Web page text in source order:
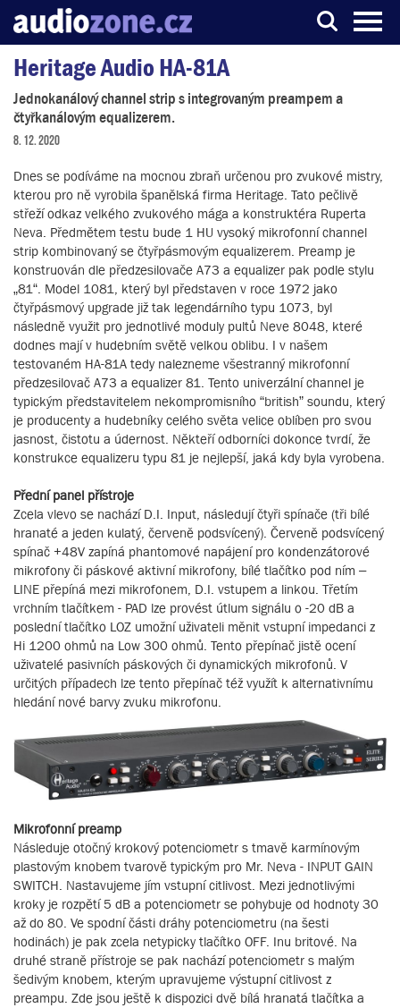
Server o digitálním zpracování zvuku
Heritage Audio HA-81A
Jednokanálový channel strip s integrovaným preampem a
čtyřkanálovým equalizerem.
8. 12. 2020
Dnes se podíváme na mocnou zbraň určenou pro zvukové mistry,
kterou pro ně vyrobila španělská firma Heritage. Tato pečlivě
střeží odkaz velkého zvukového mága a konstruktéra Ruperta
Neva. Předmětem testu bude 1 HU vysoký mikrofonní channel
strip kombinovaný se čtyřpásmovým equalizerem. Preamp je
konstruován dle předzesilovače A73 a equalizer pak podle stylu
„81“. Model 1081, který byl představen v roce 1972 jako
čtyřpásmový upgrade již tak legendárního typu 1073, byl
následně využit pro jednotlivé moduly pultů Neve 8048, které
dodnes mají v hudebním světě velkou oblibu. I v našem
testovaném HA-81A tedy nalezneme všestranný mikrofonní
předzesilovač A73 a equalizer 81. Tento univerzální channel je
typickým představitelem nekompromisního “british” soundu, který
je producenty a hudebníky celého světa velice oblíben pro svou
jasnost, čistotu a údernost. Někteří odborníci dokonce tvrdí, že
konstrukce equalizeru typu 81 je nejlepší, jaká kdy byla vyrobena.
Přední panel přístroje
Zcela vlevo se nachází D.I. Input, následují čtyři spínače (tři bílé
hranaté a jeden kulatý, červeně podsvícený). Červeně podsvícený
spínač +48V zapíná phantomové napájení pro kondenzátorové
mikrofony či páskové aktivní mikrofony, bílé tlačítko pod ním –
LINE přepíná mezi mikrofonem, D.I. vstupem a linkou. Třetím
vrchním tlačítkem - PAD lze provést útlum signálu o -20 dB a
poslední tlačítko LOZ umožní uživateli měnit vstupní impedanci z
Hi 1200 ohmů na Low 300 ohmů. Tento přepínač jistě ocení
uživatelé pasivních páskových či dynamických mikrofonů. V
určitých případech lze tento přepínač též využít k alternativnímu
hledání nové barvy zvuku mikrofonu.
Mikrofonní preamp
Následuje otočný krokový potenciometr s tmavě karmínovým
plastovým knobem tvarově typickým pro Mr. Neva - INPUT GAIN
SWITCH. Nastavujeme jím vstupní citlivost. Mezi jednotlivými
kroky je rozpětí 5 dB a potenciometr se pohybuje od hodnoty 30
až do 80. Ve spodní části dráhy potenciometru (na šesti
hodinách) je pak zcela netypicky tlačítko OFF. Inu britové. Na
druhé straně přístroje se pak nachází potenciometr s malým
šedivým knobem, kterým upravujeme výstupní citlivost z
preampu. Zde jsou ještě k dispozici dvě bílá hranatá tlačítka a